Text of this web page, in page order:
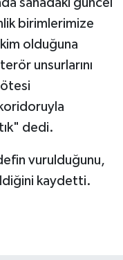
sahadaki güncel
birimlerimize
olduğuna
unsurlarını
ötesi
dedi.
vurulduğunu,
kaydetti.